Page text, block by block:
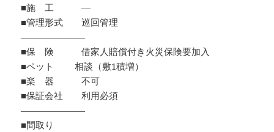
■施 工 ―
■管理形式 巡回管理
―――――――
■保 険 借家人賠償付き火災保険要加入
■ペット 相談（敷1積増）
■楽 器 不可
■保証会社 利用必須
―――――――
■間取り